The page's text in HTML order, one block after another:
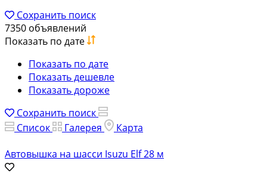
Сохранить поиск
7350 объявлений
Показать по дате
Показать по дате
Показать дешевле
Показать дороже
Сохранить поиск
Список
Галерея
Карта
Автовышка на шасси Isuzu Elf 28 м